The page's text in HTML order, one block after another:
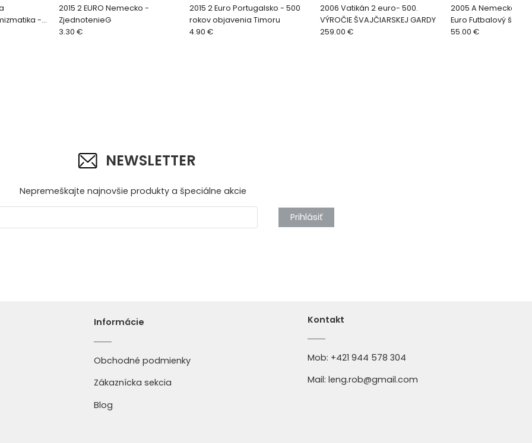
-
Dvořák
2015 2 EURO Nemecko -
ZjednotenieG
3.30 €
2015 2 Euro Portugalsko - 500
rokov objavenia Timoru
4.90 €
2006 Vatikán 2 euro- 500.
VÝROČIE ŠVAJČIARSKEJ GARDY
259.00 €
2005 A Nemecko
Euro Futbalový
55.00 €
NEWSLETTER
Nepremeškajte najnovšie produkty a špeciálne akcie
Prihlásiť
Informácie
Obchodné podmienky
Zákaznícka sekcia
Blog
Kontakt
Mob: +421 944 578 304
Mail: leng.rob@gmail.com